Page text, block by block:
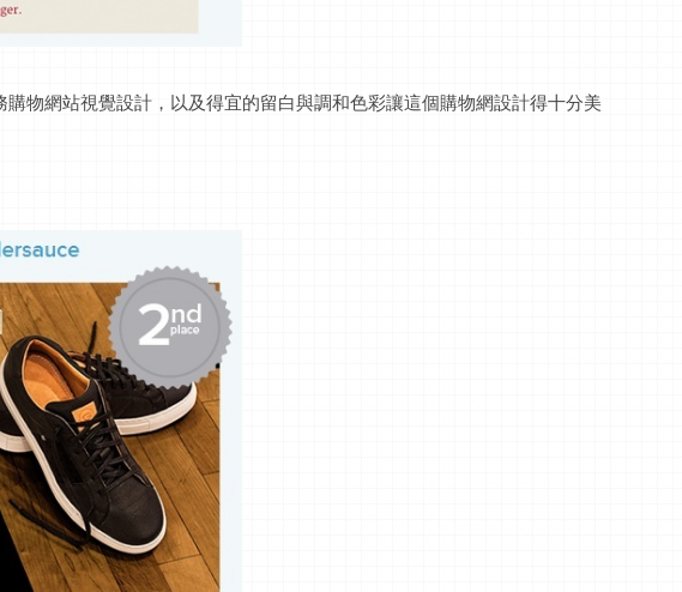
購物網站視覺設計，以及得宜的留白與調和色彩讓這個購物網設計得十分美